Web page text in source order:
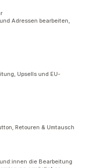
Adressen bearbeiten,
Upsells und EU-
Retouren & Umtausch
die Bearbeitung